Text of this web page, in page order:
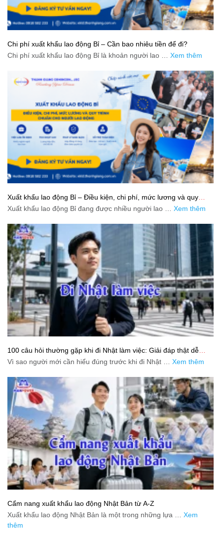
Chi phí xuất khẩu lao động Bỉ – Cần bao nhiêu tiền để đi?
Chi phí xuất khẩu lao động Bỉ là khoản người lao … Xem thêm
Xuất khẩu lao động Bỉ – Điều kiện, chi phí, mức lương và quy
trình chuẩn cho người lao động
Xuất khẩu lao động Bỉ đang được nhiều người lao … Xem thêm
100 câu hỏi thường gặp khi đi Nhật làm việc: Giải đáp thật dễ
hiểu cho người mới bắt đầu
Vì sao người mới cần hiểu đúng trước khi đi Nhật … Xem thêm
Cẩm nang xuất khẩu lao động Nhật Bản từ A-Z
Xuất khẩu lao động Nhật Bản là một trong những lựa … Xem
thêm